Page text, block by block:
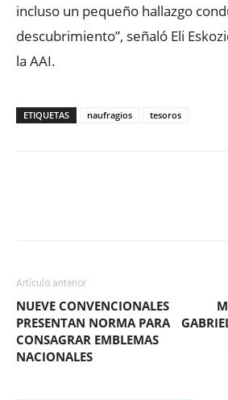
incluso un pequeño hallazgo
descubrimiento”, señaló Eli
la AAI.
ETIQUETAS naufragios tesoros
Artículo anterior
NUEVE CONVENCIONALES
PRESENTAN NORMA PARA
CONSAGRAR EMBLEMAS
NACIONALES